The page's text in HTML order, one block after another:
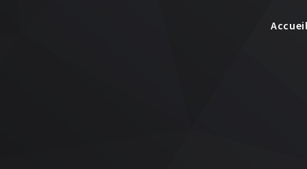
Accueil